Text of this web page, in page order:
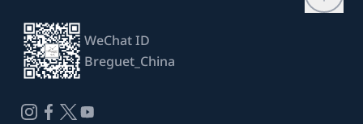
WeChat ID
Breguet_China